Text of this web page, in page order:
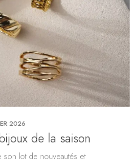
2026
de la saison
son lot de nouveautés et